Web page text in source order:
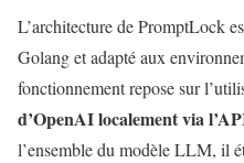
L’architecture de PromptLock
Golang et adapté aux
fonctionnement repose sur
d’OpenAI localement via
l’ensemble du modèle LLM, il